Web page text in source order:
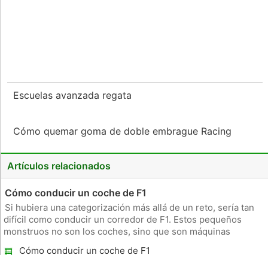
Escuelas avanzada regata
Cómo quemar goma de doble embrague Racing
Artículos relacionados
Cómo conducir un coche de F1
Si hubiera una categorización más allá de un reto, sería tan
difícil como conducir un corredor de F1. Estos pequeños
monstruos no son los coches, sino que son máquinas
Cómo conducir un coche de F1